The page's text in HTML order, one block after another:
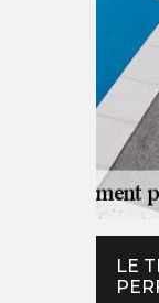
LE